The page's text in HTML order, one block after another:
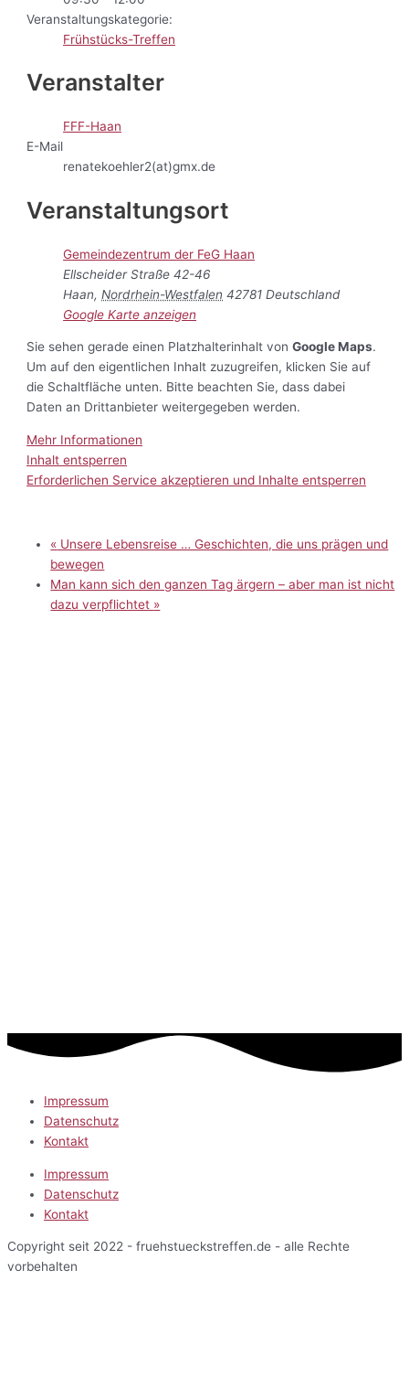
Veranstaltungskategorie:
Frühstücks-Treffen
Veranstalter
FFF-Haan
E-Mail
renatekoehler2(at)gmx.de
Veranstaltungsort
Gemeindezentrum der FeG Haan
Ellscheider Straße 42-46
Haan, Nordrhein-Westfalen 42781 Deutschland
Google Karte anzeigen
Sie sehen gerade einen Platzhalterinhalt vonGoogle Maps.
Um auf den eigentlichen Inhalt zuzugreifen, klicken Sie auf
die Schaltfläche unten. Bitte beachten Sie, dass dabei
Daten an Drittanbieter weitergegeben werden.
Mehr Informationen
Inhalt entsperren
Erforderlichen Service akzeptieren und Inhalte entsperren
« Unsere Lebensreise … Geschichten, die uns prägen und
bewegen
Man kann sich den ganzen Tag ärgern – aber man ist nicht
dazu verpflichtet »
Impressum
Datenschutz
Kontakt
Impressum
Datenschutz
Kontakt
Copyright seit 2022 - fruehstueckstreffen.de - alle Rechte
vorbehalten